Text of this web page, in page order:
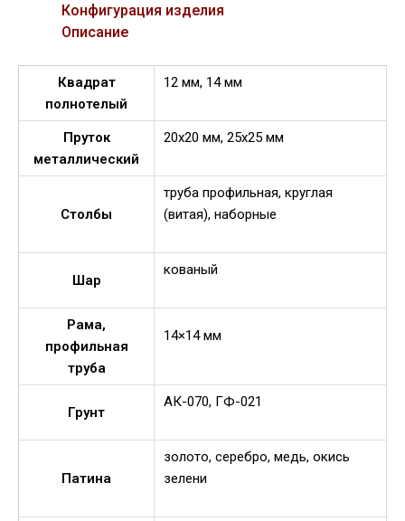
Конфигурация изделия
Описание
Квадрат
полнотелый
12 мм, 14 мм
Пруток
металлический
20х20 мм, 25х25 мм
Столбы
труба профильная, круглая
(витая), наборные
Шар
кованый
Рама,
профильная
труба
14×14 мм
Грунт
АК-070, ГФ-021
Патина
золото, серебро, медь, окись
зелени